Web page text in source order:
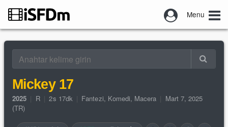
Menu
Mickey 17
2025 R 2s 17dk Fantezi, Komedi, Macera
Mart 7, 2025
(TR)